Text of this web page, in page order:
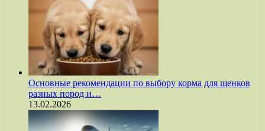
Основные рекомендации по выбору корма для щенков
разных пород и…
13.02.2026